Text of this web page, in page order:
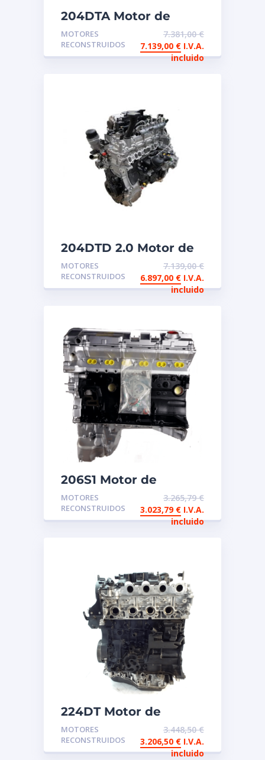
204DTA Motor de
intercambio
reconstruido Land
Rover
MOTORES
RECONSTRUIDOS
7.381,00€
7.139,00 € I.V.A.
incluido
204DTD 2.0 Motor de
intercambio
reconstruido
MOTORES
RECONSTRUIDOS
7.139,00€
6.897,00 € I.V.A.
incluido
206S1 Motor de
intercambio
reconstruido BMW
MOTORES
RECONSTRUIDOS
3.265,79€
3.023,79 € I.V.A.
incluido
224DT Motor de
intercambio
reconstruido Land
Rover
MOTORES
RECONSTRUIDOS
3.448,50€
3.206,50 € I.V.A.
incluido